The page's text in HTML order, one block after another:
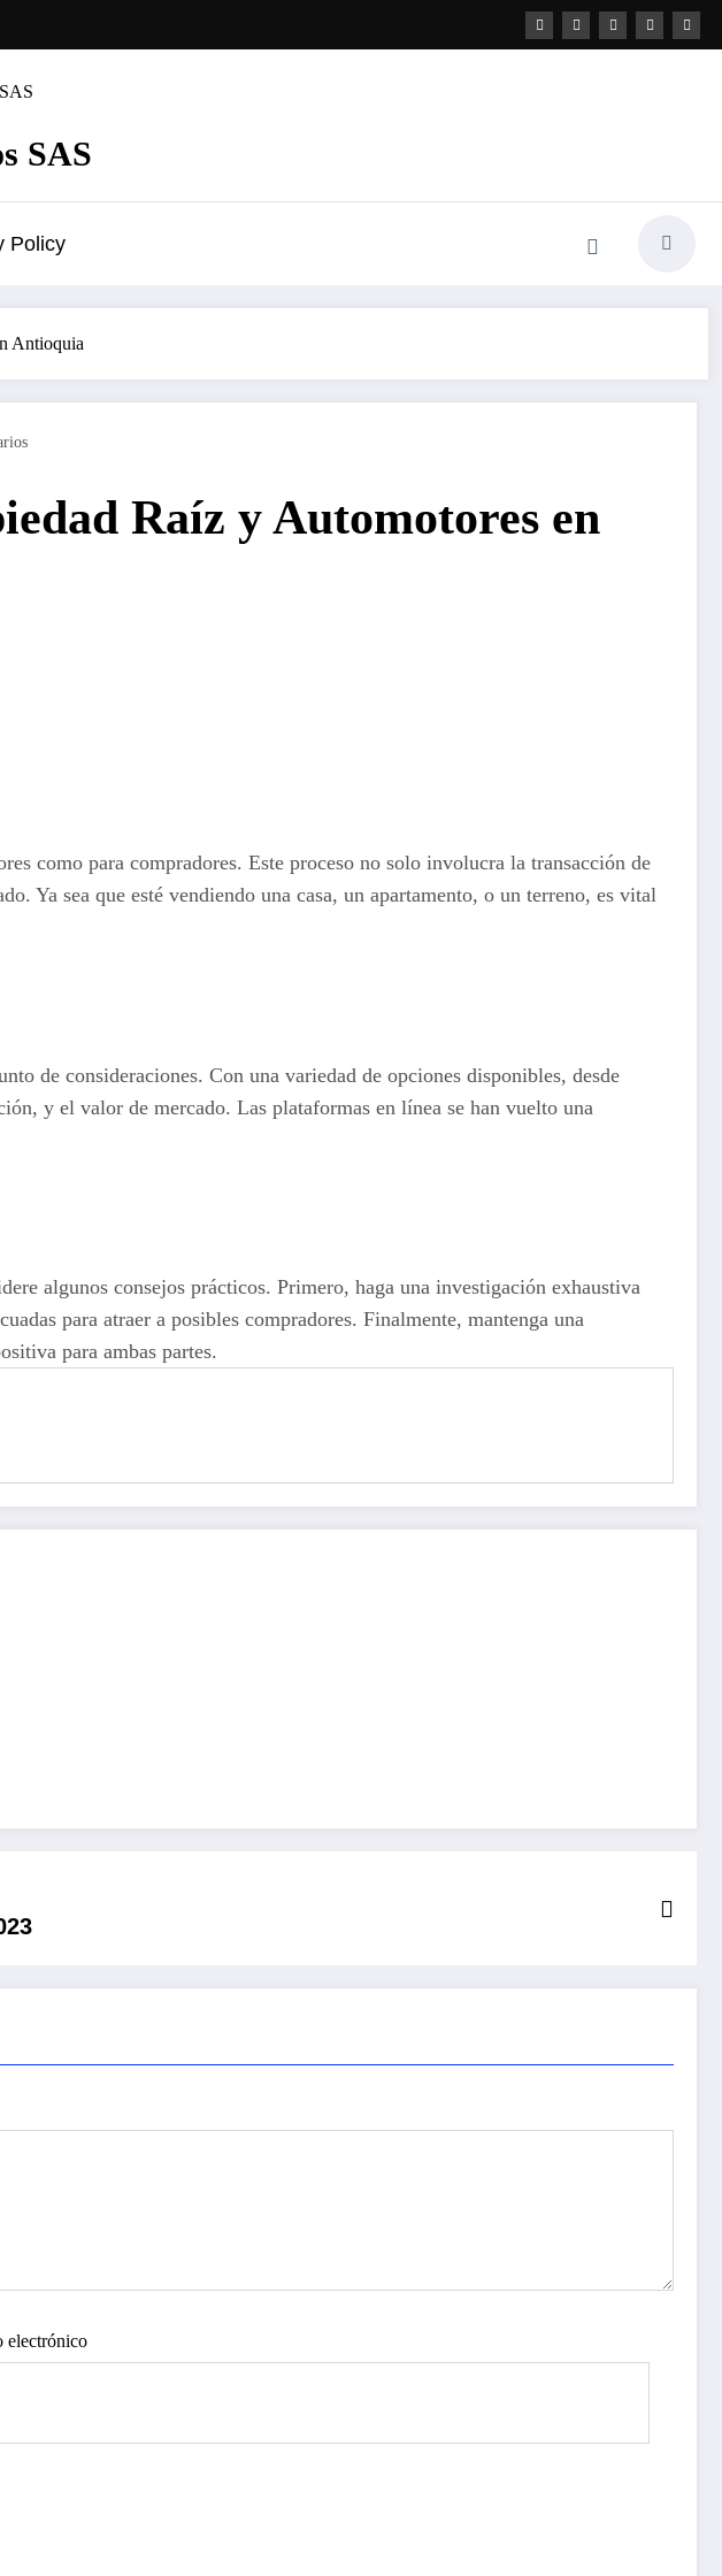
SAS
Policy
Antioquia
Raíz y Automotores en
como para compradores. Este proceso no solo involucra la transacción de
Ya sea que esté vendiendo una casa, un apartamento, o un terreno, es vital
de consideraciones. Con una variedad de opciones disponibles, desde
y el valor de mercado. Las plataformas en línea se han vuelto una
algunos consejos prácticos. Primero, haga una investigación exhaustiva
para atraer a posibles compradores. Finalmente, mantenga una
para ambas partes.
electrónico